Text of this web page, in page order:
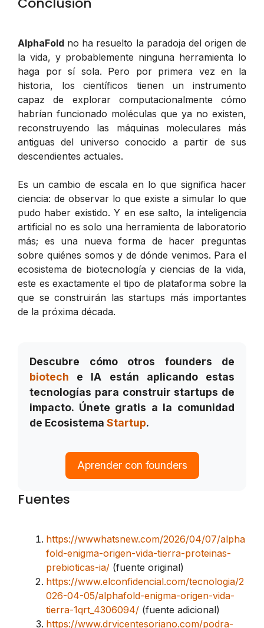
AlphaFold no ha resuelto la paradoja del origen de
la vida, y probablemente ninguna herramienta lo
haga por sí sola. Pero por primera vez en la
historia, los científicos tienen un instrumento
capaz de explorar computacionalmente cómo
habrían funcionado moléculas que ya no existen,
reconstruyendo las máquinas moleculares más
antiguas del universo conocido a partir de sus
descendientes actuales.
Es un cambio de escala en lo que significa hacer
ciencia: de observar lo que existe a simular lo que
pudo haber existido. Y en ese salto, la inteligencia
artificial no es solo una herramienta de laboratorio
más; es una nueva forma de hacer preguntas
sobre quiénes somos y de dónde venimos. Para el
ecosistema de biotecnología y ciencias de la vida,
este es exactamente el tipo de plataforma sobre la
que se construirán las startups más importantes
de la próxima década.
Descubre cómo otros founders de
biotech e IA están aplicando estas
tecnologías para construir startups de
impacto. Únete gratis a la comunidad
de Ecosistema Startup.
Aprender con founders
Fuentes
https://wwwhatsnew.com/2026/04/07/alpha
fold-enigma-origen-vida-tierra-proteinas-
prebioticas-ia/ (fuente original)
https://www.elconfidencial.com/tecnologia/2
026-04-05/alphafold-enigma-origen-vida-
tierra-1qrt_4306094/ (fuente adicional)
https://www.drvicentesoriano.com/podra-